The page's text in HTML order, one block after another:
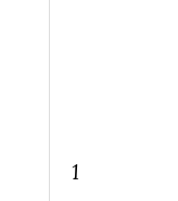
1